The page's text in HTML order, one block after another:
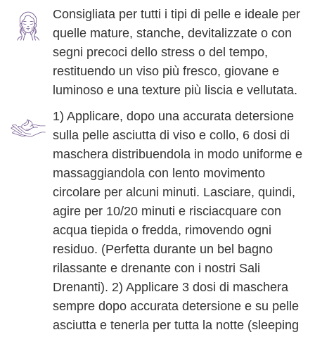
Consigliata per tutti i tipi di pelle e ideale per
quelle mature, stanche, devitalizzate o con
segni precoci dello stress o del tempo,
restituendo un viso più fresco, giovane e
luminoso e una texture più liscia e vellutata.
1) Applicare, dopo una accurata detersione
sulla pelle asciutta di viso e collo, 6 dosi di
maschera distribuendola in modo uniforme e
massaggiandola con lento movimento
circolare per alcuni minuti. Lasciare, quindi,
agire per 10/20 minuti e risciacquare con
acqua tiepida o fredda, rimovendo ogni
residuo. (Perfetta durante un bel bagno
rilassante e drenante con i nostri Sali
Drenanti). 2) Applicare 3 dosi di maschera
sempre dopo accurata detersione e su pelle
asciutta e tenerla per tutta la notte (sleeping